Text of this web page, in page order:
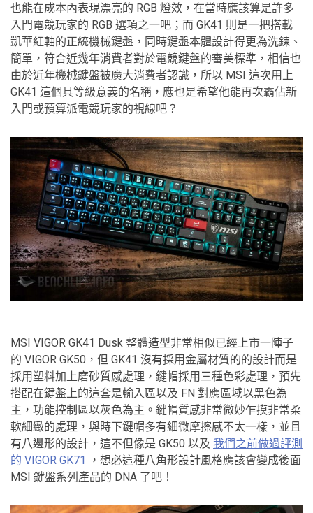
也能在成本內表現漂亮的 RGB 燈效，在當時應該算是許多
入門電競玩家的 RGB 選項之一吧；而 GK41 則是一把搭載
凱華紅軸的正統機械鍵盤，同時鍵盤本體設計得更為洗鍊、
簡單，符合近幾年消費者對於電競鍵盤的審美標準，相信也
由於近年機械鍵盤被廣大消費者認識，所以 MSI 這次用上
GK41 這個具等級意義的名稱，應也是希望他能再次霸佔新
入門或預算派電競玩家的視線吧？
MSI VIGOR GK41 Dusk 整體造型非常相似已經上市一陣子
的 VIGOR GK50，但 GK41 沒有採用金屬材質的的設計而是
採用塑料加上磨砂質感處理，鍵帽採用三種色彩處理，預先
搭配在鍵盤上的這套是輸入區以及 FN 對應區域以黑色為
主，功能控制區以灰色為主。鍵帽質感非常微妙乍摸非常柔
軟細緻的處理，與時下鍵帽多有細微摩擦感不太一樣，並且
有八邊形的設計，這不但像是 GK50 以及 我們之前做過評測
的 VIGOR GK71
，想必這種八角形設計風格應該會變成後面
MSI 鍵盤系列產品的 DNA 了吧！